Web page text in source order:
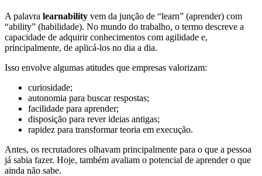
A palavra learnability vem da junção de “learn” (aprender) com
“ability” (habilidade). No mundo do trabalho, o termo descreve a
capacidade de adquirir conhecimentos com agilidade e,
principalmente, de aplicá-los no dia a dia.
Isso envolve algumas atitudes que empresas valorizam:
curiosidade;
autonomia para buscar respostas;
facilidade para aprender;
disposição para rever ideias antigas;
rapidez para transformar teoria em execução.
Antes, os recrutadores olhavam principalmente para o que a pessoa
já sabia fazer. Hoje, também avaliam o potencial de aprender o que
ainda não sabe.